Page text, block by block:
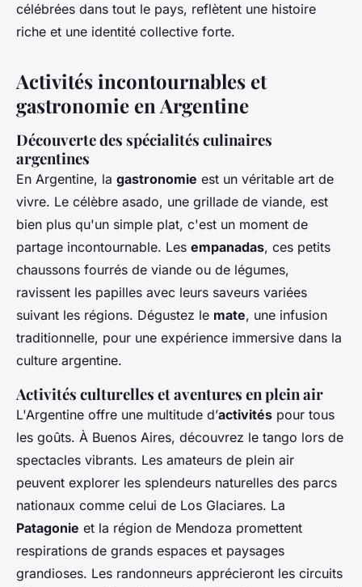
célébrées dans tout le pays, reflètent une histoire
riche et une identité collective forte.
Activités incontournables et
gastronomie en Argentine
Découverte des spécialités culinaires
argentines
En Argentine, la gastronomie est un véritable art de
vivre. Le célèbre asado, une grillade de viande, est
bien plus qu'un simple plat, c'est un moment de
partage incontournable. Les empanadas, ces petits
chaussons fourrés de viande ou de légumes,
ravissent les papilles avec leurs saveurs variées
suivant les régions. Dégustez le mate, une infusion
traditionnelle, pour une expérience immersive dans la
culture argentine.
Activités culturelles et aventures en plein air
L'Argentine offre une multitude d’activités pour tous
les goûts. À Buenos Aires, découvrez le tango lors de
spectacles vibrants. Les amateurs de plein air
peuvent explorer les splendeurs naturelles des parcs
nationaux comme celui de Los Glaciares. La
Patagonie et la région de Mendoza promettent
respirations de grands espaces et paysages
grandioses. Les randonneurs apprécieront les circuits